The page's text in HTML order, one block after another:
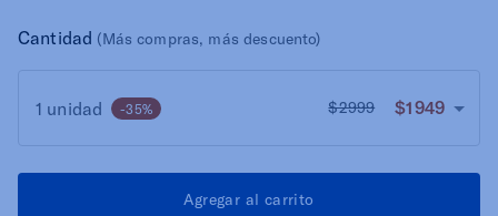
Cantidad (Más compras, más descuento)
1 unidad -35% $2999 $1949
Agregar al carrito